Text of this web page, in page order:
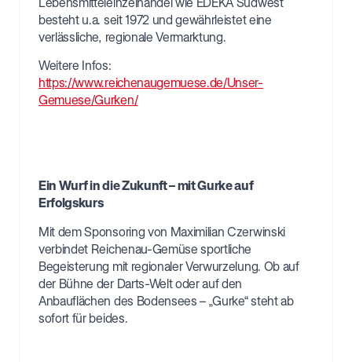
besteht u.a. seit 1972 und gewährleistet eine
verlässliche, regionale Vermarktung.
Weitere Infos:
https://www.reichenaugemuese.de/Unser-
Gemuese/Gurken/
Ein Wurf in die Zukunft – mit Gurke auf
Erfolgskurs
Mit dem Sponsoring von Maximilian Czerwinski
verbindet Reichenau-Gemüse sportliche
Begeisterung mit regionaler Verwurzelung. Ob auf
der Bühne der Darts-Welt oder auf den
Anbauflächen des Bodensees – „Gurke“ steht ab
sofort für beides.